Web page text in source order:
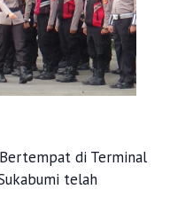
di Terminal
telah